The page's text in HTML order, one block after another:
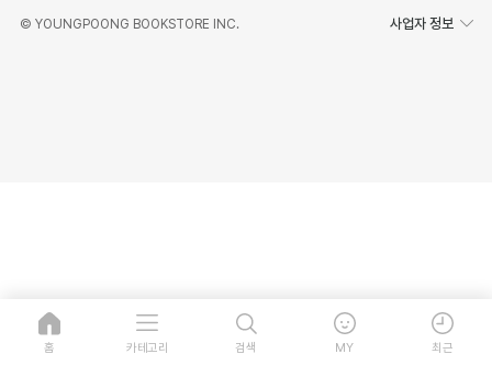
© YOUNGPOONG BOOKSTORE INC. 사업자 정보
홈 카테고리 검색 MY 최근